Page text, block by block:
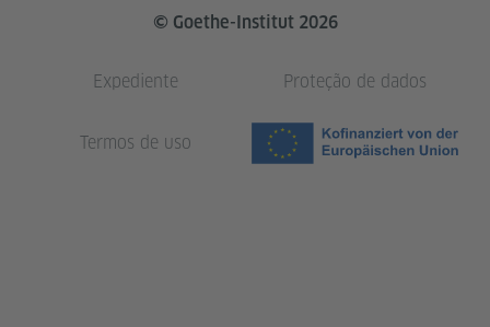
© Goethe-Institut 2026
Expediente Proteção de dados
Termos de uso